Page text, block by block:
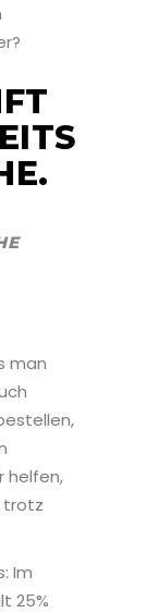
man
helfen,
trotz
Im
25%